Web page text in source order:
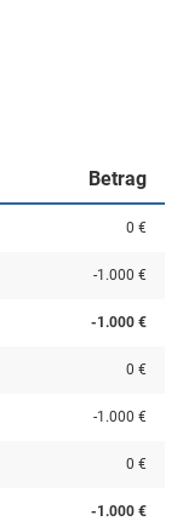
Betrag
0 €
-1.000 €
-1.000 €
0 €
-1.000 €
0 €
-1.000 €